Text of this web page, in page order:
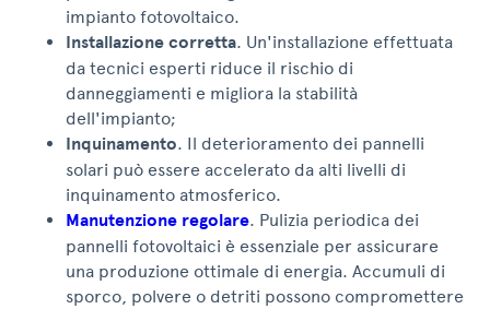
impianto fotovoltaico.
Installazione corretta. Un'installazione effettuata
da tecnici esperti riduce il rischio di
danneggiamenti e migliora la stabilità
dell'impianto;
Inquinamento. Il deterioramento dei pannelli
solari può essere accelerato da alti livelli di
inquinamento atmosferico.
Manutenzione regolare. Pulizia periodica dei
pannelli fotovoltaici è essenziale per assicurare
una produzione ottimale di energia. Accumuli di
sporco, polvere o detriti possono compromettere